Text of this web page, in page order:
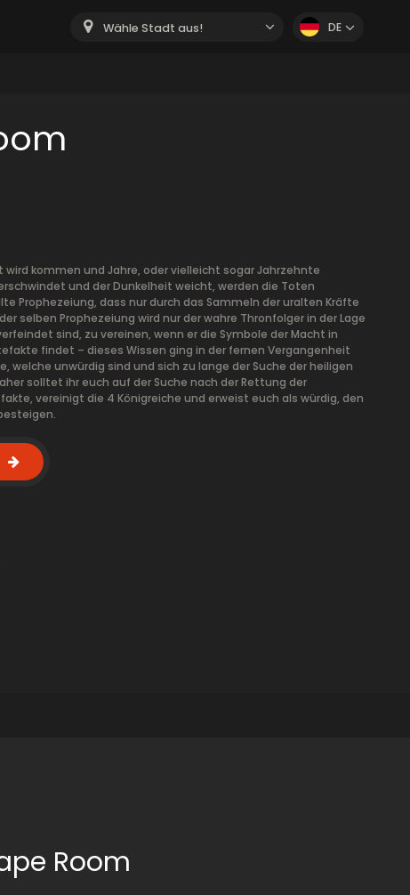
Wähle Stadt aus! DE
wird kommen und Jahre, oder vielleicht sogar Jahrzehnte
und der Dunkelheit weicht, werden die Toten
Prophezeiung, dass nur durch das Sammeln der uralten Kräfte
selben Prophezeiung wird nur der wahre Thronfolger in der Lage
sind, zu vereinen, wenn er die Symbole der Macht in
findet – dieses Wissen ging in der fernen Vergangenheit
welche unwürdig sind und sich zu lange der Suche der heiligen
solltet ihr euch auf der Suche nach der Rettung der
vereinigt die 4 Königreiche und erweist euch als würdig, den
Room